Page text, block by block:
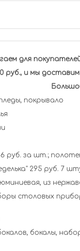
для
руб., и мы
покрывало
руб. за шт.;
295 руб. 7
из
чайных приборов, наборы
бокалы,